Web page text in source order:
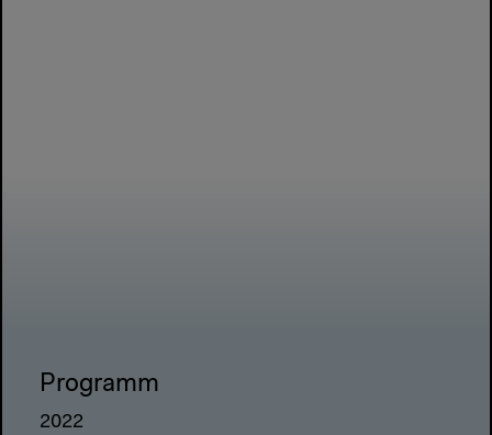
Programm
2022